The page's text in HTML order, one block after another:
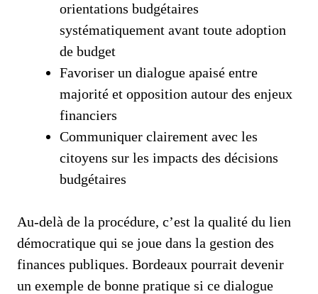
orientations budgétaires
systématiquement avant toute adoption
de budget
Favoriser un dialogue apaisé entre
majorité et opposition autour des enjeux
financiers
Communiquer clairement avec les
citoyens sur les impacts des décisions
budgétaires
Au-delà de la procédure, c’est la qualité du lien
démocratique qui se joue dans la gestion des
finances publiques. Bordeaux pourrait devenir
un exemple de bonne pratique si ce dialogue